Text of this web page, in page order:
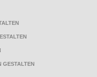
GESTALTEN